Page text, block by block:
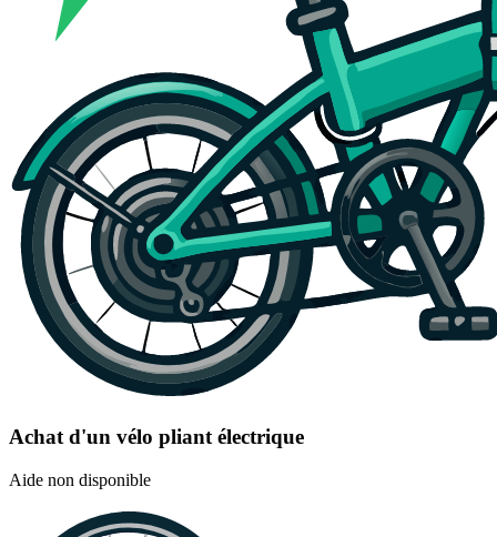
Achat d'un vélo pliant électrique
Aide non disponible